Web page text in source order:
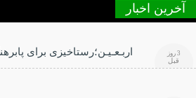
آخرین اخبار
اربـعـیـن؛رستاخیزی برای 3 روز
قبل